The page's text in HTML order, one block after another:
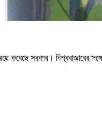
করেছে সরকার। বিশ্ববাজারের সঙ্গে